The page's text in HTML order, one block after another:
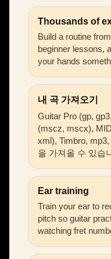
Thousands of
Build a routine
beginner lessons,
your hands
내 곡 가져오기
Guitar Pro (gp,
(mscz, mscx),
xml), Timbro,
을 가져올 수 있습
Ear training
Train your ear to
pitch so guitar
watching fret